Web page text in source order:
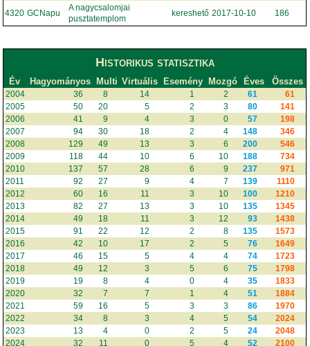
4320 GCNapu
A nagycsalomjai
pusztatemplom
kereshető 2017-10-10 186
Historikus statisztika
Év Hagyományos Multi Virtuális Esemény Mozgó Éves Összes
2004 36 8 14 1 2 61
61
2005
50 20 5 2 3 80
141
2006
41 9 4 3 0 57
198
2007
94 30 18 2 4 148
346
2008
129 49 13 3 6 200
546
2009
118 44 10 6 10 188
734
2010
137 57 28 6 9 237
971
2011
92 27 9 4 7 139
1110
2012
60 16 11 3 10 100
1210
2013
82 27 13 3 10 135
1345
2014
49 18 11 3 12 93
1438
2015
91 22 12 2 8 135
1573
2016
42 10 17 2 5 76
1649
2017
46 15 5 4 4 74
1723
2018
49 12 3 5 6 75
1798
2019
19 8 4 0 4 35
1833
2020
32 7 7 1 4 51
1884
2021
59 16 5 3 3 86
1970
2022
34 8 3 4 5 54
2024
2023
13 4 0 2 5 24
2048
2024
32 11 0 5 4 52 2100